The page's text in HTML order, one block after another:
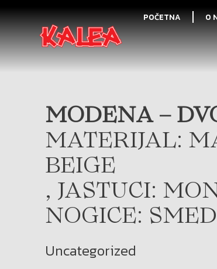
POČETNA O
MODENA –
MATERIJAL:
BEIGE
, JASTUCI:
NOGICE:
Uncategorized